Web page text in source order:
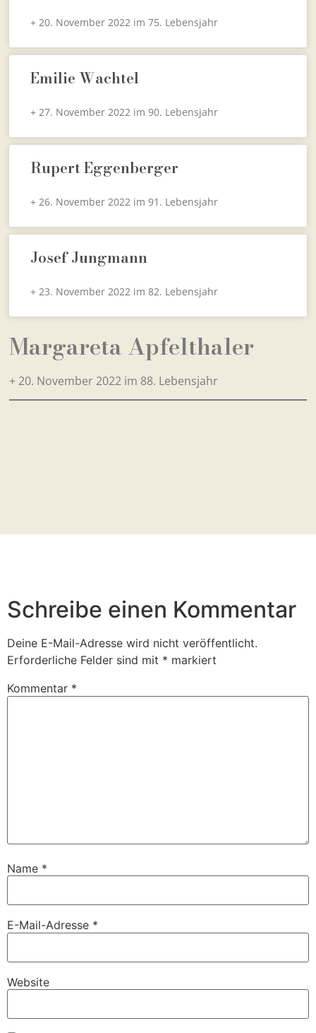
+ 20. November 2022 im 75. Lebensjahr
Emilie Wachtel
+ 27. November 2022 im 90. Lebensjahr
Rupert Eggenberger
+ 26. November 2022 im 91. Lebensjahr
Josef Jungmann
+ 23. November 2022 im 82. Lebensjahr
Margareta Apfelthaler
+ 20. November 2022 im 88. Lebensjahr
Schreibe einen Kommentar
Deine E-Mail-Adresse wird nicht veröffentlicht.
Erforderliche Felder sind mit * markiert
Kommentar *
Name *
E-Mail-Adresse *
Website